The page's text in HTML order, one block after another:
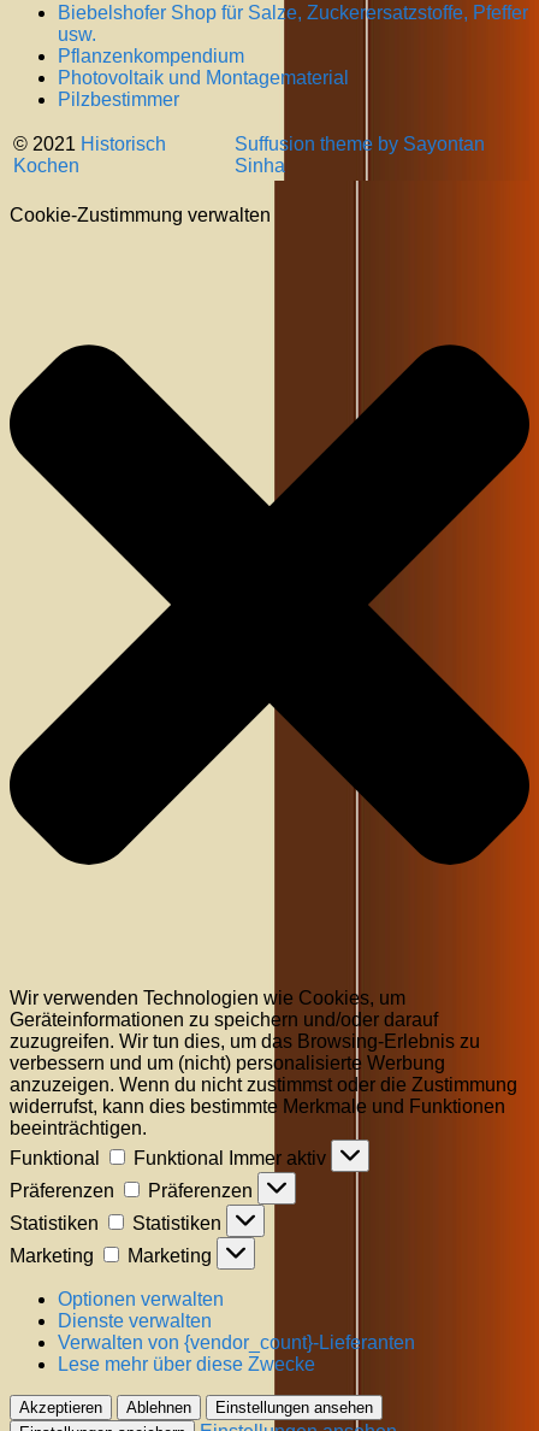
Biebelshofer Shop für Salze, Zuckerersatzstoffe, Pfeffer
usw.
Pflanzenkompendium
Photovoltaik und Montagematerial
Pilzbestimmer
© 2021 Historisch
Kochen
Suffusion theme by Sayontan
Sinha
Cookie-Zustimmung verwalten
Wir verwenden Technologien wie Cookies, um
Geräteinformationen zu speichern und/oder darauf
zuzugreifen. Wir tun dies, um das Browsing-Erlebnis zu
verbessern und um (nicht) personalisierte Werbung
anzuzeigen. Wenn du nicht zustimmst oder die Zustimmung
widerrufst, kann dies bestimmte Merkmale und Funktionen
beeinträchtigen.
Funktional
Funktional
Immer aktiv
Präferenzen
Präferenzen
Statistiken
Statistiken
Marketing
Marketing
Optionen verwalten
Dienste verwalten
Verwalten von {vendor_count}-Lieferanten
Lese mehr über diese Zwecke
Akzeptieren Ablehnen
Einstellungen ansehen